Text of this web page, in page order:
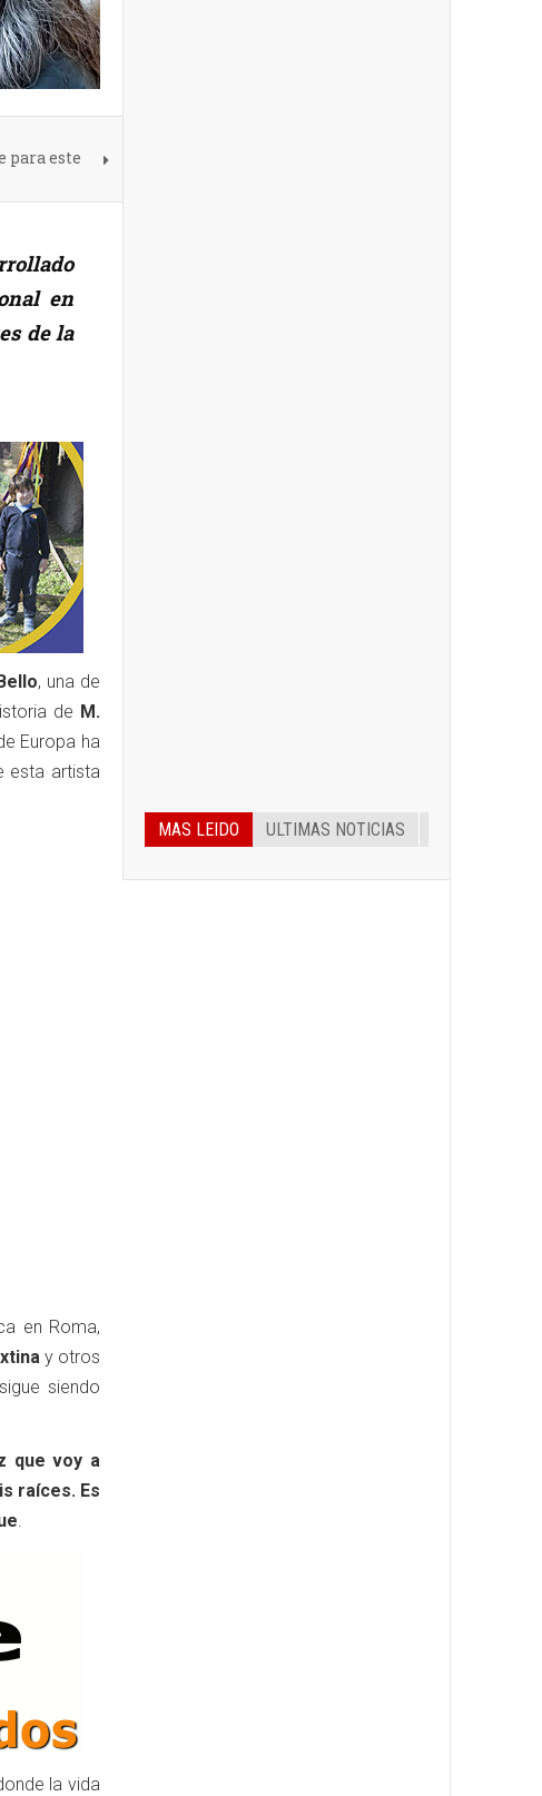
para este
en
de la
, una de
de M.
Europa ha
esta artista
en Roma,
y otros
siendo
que voy a
raíces. Es
la vida
MAS LEIDO ULTIMAS NOTICIAS